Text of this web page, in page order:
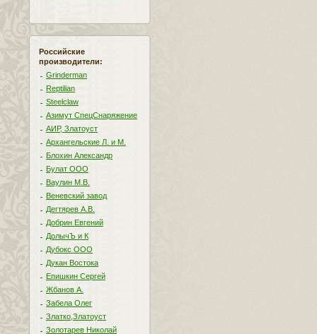
Российские
производители:
Grinderman
Reptilian
Steelclaw
Азимут СпецСнаряжение
АИР, Златоуст
Архангельские Л. и М.
Блохин Александр
Булат ООО
Ваулин М.В.
Веневский завод
Дегтярев А.В.
Добрин Евгений
ДолычЪ и К
Дубокс ООО
Дукан Востока
Епишкин Сергей
Жбанов А.
Забела Олег
Златко,Златоуст
Золотарев Николай